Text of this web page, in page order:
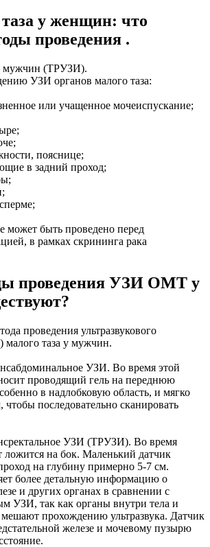
у женщин: что
проведения .
мужчин (ТРУЗИ).
УЗИ органов малого таза:
или учащенное мочеиспускание;
пояснице;
в задний проход;
может быть проведено перед
в рамках скрининга рака
проведения УЗИ ОМТ у
проведения ультразвукового
малого таза у мужчин.
УЗИ. Во время этой
проводящий гель на переднюю
в надлобковую область, и мягко
последовательно сканировать
УЗИ (ТРУЗИ). Во время
ложится на бок. Маленький датчик
на глубину примерно 5-7 см.
более детальную информацию о
и других органах в сравнении с
УЗИ, так как органы внутри тела и
прохождению ультразвука. Датчик
железе и мочевому пузырю